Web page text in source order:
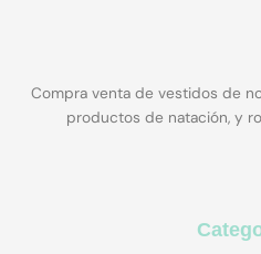
Compra venta de vestidos de
productos de natación, y